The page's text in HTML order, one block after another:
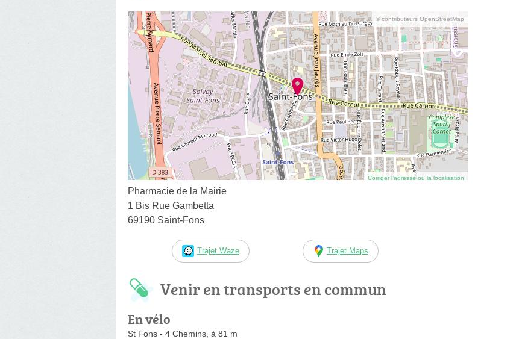
© contributeurs OpenStreetMap
Corriger l’adresse ou la localisation
Pharmacie de la Mairie
1 Bis Rue Gambetta
69190 Saint-Fons
Trajet Waze Trajet Maps
Venir en transports en commun
En vélo
St Fons - 4 Chemins, à 81 m